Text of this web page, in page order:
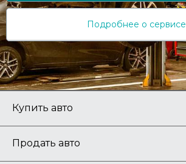
Подробнее о сервисе
Купить авто
Продать авто